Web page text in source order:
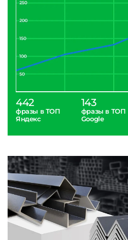
442
фразы в ТОП
Яндекс
143
фразы в ТОП
Google